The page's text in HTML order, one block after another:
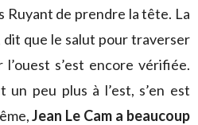
Ruyant de prendre la tête. La
dit que le salut pour traverser
s’est encore vérifiée.
un peu plus à l’est, s’en est
Jean Le Cam a beaucoup